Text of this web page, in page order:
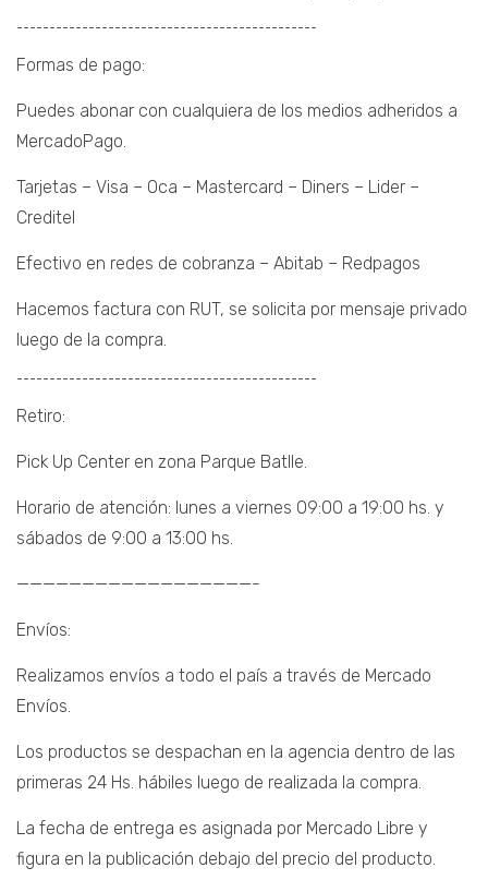
¯¯¯¯¯¯¯¯¯¯¯¯¯¯¯¯¯¯¯¯¯¯¯¯¯¯¯¯¯¯¯¯¯¯¯¯¯¯¯¯¯¯¯¯¯¯
Formas de pago:
Puedes abonar con cualquiera de los medios adheridos a
MercadoPago.
Tarjetas – Visa – Oca – Mastercard – Diners – Lider –
Creditel
Efectivo en redes de cobranza – Abitab – Redpagos
Hacemos factura con RUT, se solicita por mensaje privado
luego de la compra.
¯¯¯¯¯¯¯¯¯¯¯¯¯¯¯¯¯¯¯¯¯¯¯¯¯¯¯¯¯¯¯¯¯¯¯¯¯¯¯¯¯¯¯¯¯¯
Retiro:
Pick Up Center en zona Parque Batlle.
Horario de atención: lunes a viernes 09:00 a 19:00 hs. y
sábados de 9:00 a 13:00 hs.
——————————————————-
Envíos:
Realizamos envíos a todo el país a través de Mercado
Envíos.
Los productos se despachan en la agencia dentro de las
primeras 24 Hs. hábiles luego de realizada la compra.
La fecha de entrega es asignada por Mercado Libre y
figura en la publicación debajo del precio del producto.